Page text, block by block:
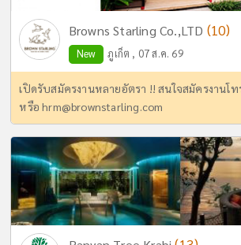
Browns Starling Co.,LTD (10)
New ภูเก็ต , 07 ส.ค. 69
เปิดรับสมัครงานหลายอัตรา !! สนใจสมัครงานโ
หรือhrm@brownstarling.com